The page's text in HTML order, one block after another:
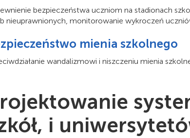
bezpieczeństwa uczniom na stadionach
nieuprawnionych, monitorowanie wykroczeń
mienia szkolnego
wandalizmowi i niszczeniu mienia
i